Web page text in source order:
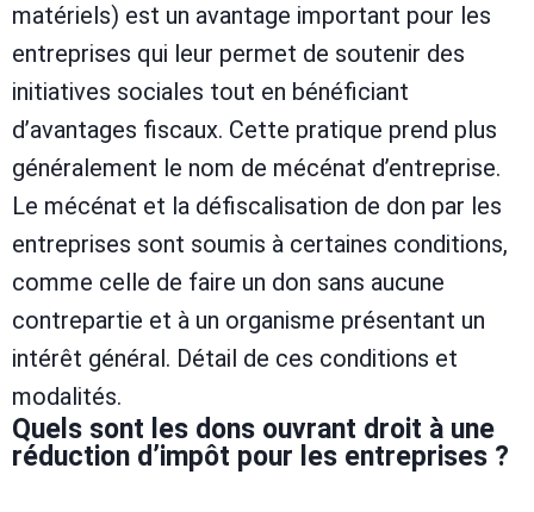
matériels) est un avantage important pour les
entreprises qui leur permet de soutenir des
initiatives sociales tout en bénéficiant
d’avantages fiscaux. Cette pratique prend plus
généralement le nom de mécénat d’entreprise.
Le mécénat et la défiscalisation de don par les
entreprises sont soumis à certaines conditions,
comme celle de faire un don sans aucune
contrepartie et à un organisme présentant un
intérêt général. Détail de ces conditions et
modalités.
Quels sont les dons ouvrant droit à une
réduction d’impôt pour les entreprises ?